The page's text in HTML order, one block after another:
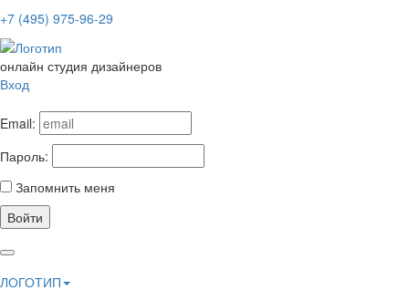
+7 (495) 975-96-29
онлайн студия дизайнеров
Вход
Email:
Пароль:
Запомнить меня
Войти
ЛОГОТИП